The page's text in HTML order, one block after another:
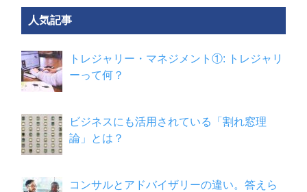
人気記事
トレジャリー・マネジメント①: トレジャリ
ーって何？
ビジネスにも活用されている「割れ窓理
論」とは？
コンサルとアドバイザリーの違い。答えら